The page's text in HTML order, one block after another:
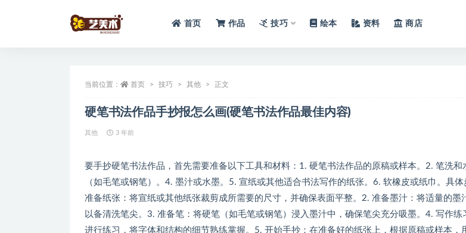
首页 作品 技巧 绘本 资料 商店
当前位置： 首页 技巧 其他 正文
硬笔书法作品手抄报怎么画(硬笔书法作品最佳内容)
其他 3 年前
要手抄硬笔书法作品，首先需要准备以下工具和材料：1. 硬笔书法作品的原稿或样本。2. 笔洗和
（如毛笔或钢笔）。4. 墨汁或水墨。5. 宣纸或其他适合书法写作的纸张。6. 软橡皮或纸巾。具
准备纸张：将宣纸或其他纸张裁剪成所需要的尺寸，并确保表面平整。2. 准备墨汁：将适量的墨
以备清洗笔尖。3. 准备笔：将硬笔（如毛笔或钢笔）浸入墨汁中，确保笔尖充分吸墨。4. 写作练
进行练习，将字体和结构的细节熟练掌握。5. 开始手抄：在准备好的纸张上，根据原稿或样本，